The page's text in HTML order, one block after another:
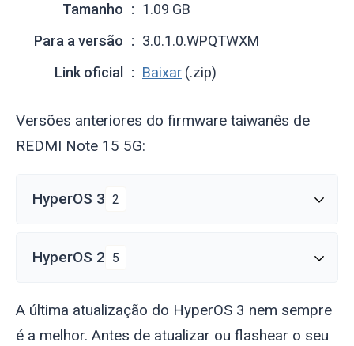
Tamanho
1.09 GB
Para a versão
3.0.1.0.WPQTWXM
Link oficial
Baixar (.zip)
Versões anteriores do firmware taiwanês de
REDMI Note 15 5G:
HyperOS 3 2
HyperOS 2 5
A última atualização do HyperOS 3 nem sempre
é a melhor. Antes de atualizar ou flashear o seu